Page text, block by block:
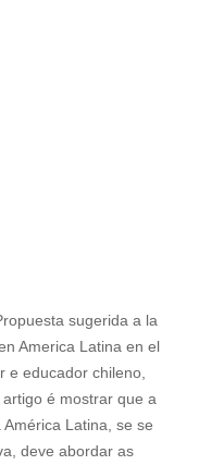
sugerida a la
America Latina en el
e educador chileno,
é mostrar que a
Latina, se se
deve abordar as